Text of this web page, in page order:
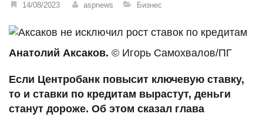
14/08/2023 aspnews Бизнес
Анатолий Аксаков. © Игорь Самохвалов/ПГ
Если Центробанк повысит ключевую ставку,
то и ставки по кредитам вырастут, деньги
станут дороже. Об этом сказал глава